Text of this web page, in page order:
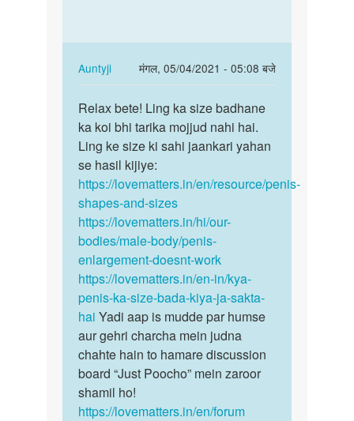
inch
hai
kabi
sex
by
Rana
bada…
Auntyji
मंगल, 05/04/2021 - 05:08 बजे
In
reply
to
Mera
land
5"ka
hai
bada…
by
Gorishankar
Relax
bete!
Ling
ka
size…
Relax bete! Ling ka size badhane
ka koi bhi tarika mojjud nahi hai.
Ling ke size ki sahi jaankari yahan
se hasil kijiye:
https://lovematters.in/en/resource/penis-
shapes-and-sizes
https://lovematters.in/hi/our-
bodies/male-body/penis-
enlargement-doesnt-work
https://lovematters.in/en-in/kya-
penis-ka-size-bada-kiya-ja-sakta-
hai Yadi aap is mudde par humse
aur gehri charcha mein judna
chahte hain to hamare discussion
board “Just Poocho” mein zaroor
shamil ho!
https://lovematters.in/en/forum